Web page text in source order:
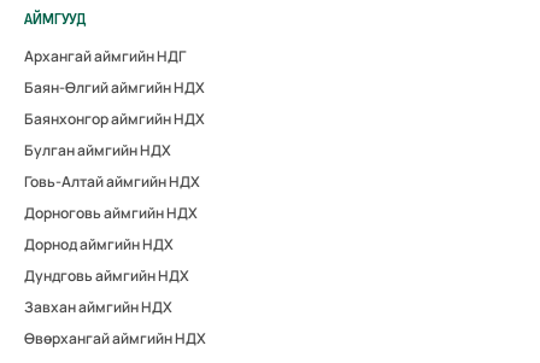
АЙМГУУД
Архангай аймгийн НДГ
Баян-Өлгий аймгийн НДХ
Баянхонгор аймгийн НДХ
Булган аймгийн НДХ
Говь-Алтай аймгийн НДХ
Дорноговь аймгийн НДХ
Дорнод аймгийн НДХ
Дундговь аймгийн НДХ
Завхан аймгийн НДХ
Өвөрхангай аймгийн НДХ